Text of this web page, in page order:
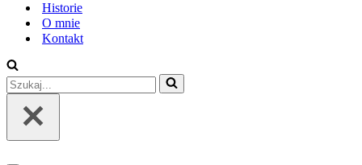
Historie
O mnie
Kontakt
Szukaj...